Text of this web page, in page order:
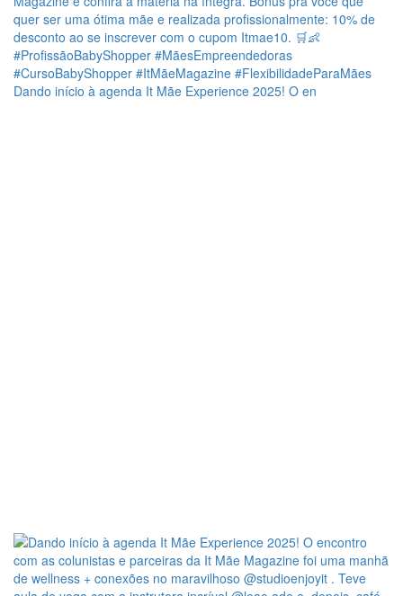
Dando início à agenda It Mãe Experience 2025! O en